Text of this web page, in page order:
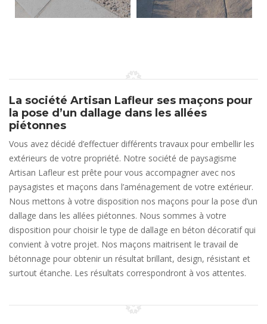
La société Artisan Lafleur ses maçons pour
la pose d’un dallage dans les allées
piétonnes
Vous avez décidé d’effectuer différents travaux pour embellir les
extérieurs de votre propriété. Notre société de paysagisme
Artisan Lafleur est prête pour vous accompagner avec nos
paysagistes et maçons dans l’aménagement de votre extérieur.
Nous mettons à votre disposition nos maçons pour la pose d’un
dallage dans les allées piétonnes. Nous sommes à votre
disposition pour choisir le type de dallage en béton décoratif qui
convient à votre projet. Nos maçons maitrisent le travail de
bétonnage pour obtenir un résultat brillant, design, résistant et
surtout étanche. Les résultats correspondront à vos attentes.